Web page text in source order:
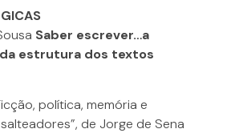
Saber escrever…a
estrutura dos textos
política, memória e
de Jorge de Sena